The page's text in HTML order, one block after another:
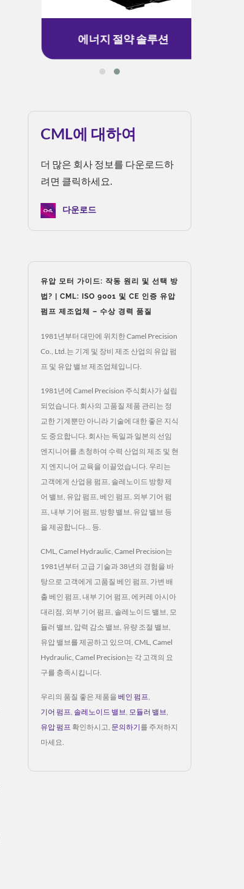
에너지 절약 솔루션
CML에 대하여
더 많은 회사 정보를 다운로드하
려면 클릭하세요.
다운로드
유압 모터 가이드: 작동 원리 및 선택 방
법? | CML: ISO 9001 및 CE 인증 유압
펌프 제조업체 – 수상 경력 품질
1981년부터 대만에 위치한 Camel Precision
Co., Ltd.는 기계 및 장비 제조 산업의 유압 펌
프 및 유압 밸브 제조업체입니다.
1981년에 Camel Precision 주식회사가 설립
되었습니다. 회사의 고품질 제품 관리는 정
교한 기계뿐만 아니라 기술에 대한 좋은 지식
도 중요합니다. 회사는 독일과 일본의 선임
엔지니어를 초청하여 수력 산업의 제조 및 현
지 엔지니어 교육을 이끌었습니다. 우리는
고객에게 산업용 펌프, 솔레노이드 방향 제
어 밸브, 유압 펌프, 베인 펌프, 외부 기어 펌
프, 내부 기어 펌프, 방향 밸브, 유압 밸브 등
을 제공합니다... 등.
CML, Camel Hydraulic, Camel Precision는
1981년부터 고급 기술과 38년의 경험을 바
탕으로 고객에게 고품질 베인 펌프, 가변 배
출 베인 펌프, 내부 기어 펌프, 에커레 아시아
대리점, 외부 기어 펌프, 솔레노이드 밸브, 모
듈러 밸브, 압력 감소 밸브, 유량 조절 밸브,
유압 밸브를 제공하고 있으며, CML, Camel
Hydraulic, Camel Precision는 각 고객의 요
구를 충족시킵니다.
우리의 품질 좋은 제품을 베인 펌프
기어 펌프 솔레노이드 밸브 모듈러 밸브
유압 펌프 확인하시고, 문의하기를 주저하지
마세요.